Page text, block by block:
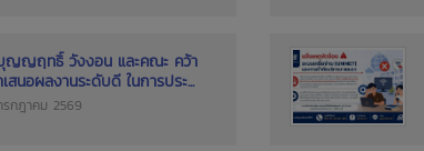
ญญฤทธิ์ วังงอน และคณะ คว้า
สนอผลงานระดับดี ในการประ...
กฎาคม 2569